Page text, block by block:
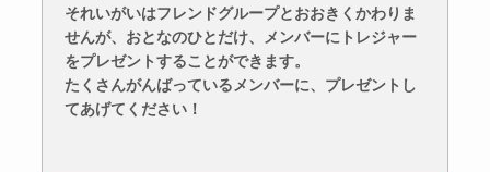
それいがいはフレンドグループとおおきくかわりま
せんが、おとなのひとだけ、メンバーにトレジャー
をプレゼントすることができます。
たくさんがんばっているメンバーに、プレゼントし
てあげてください！